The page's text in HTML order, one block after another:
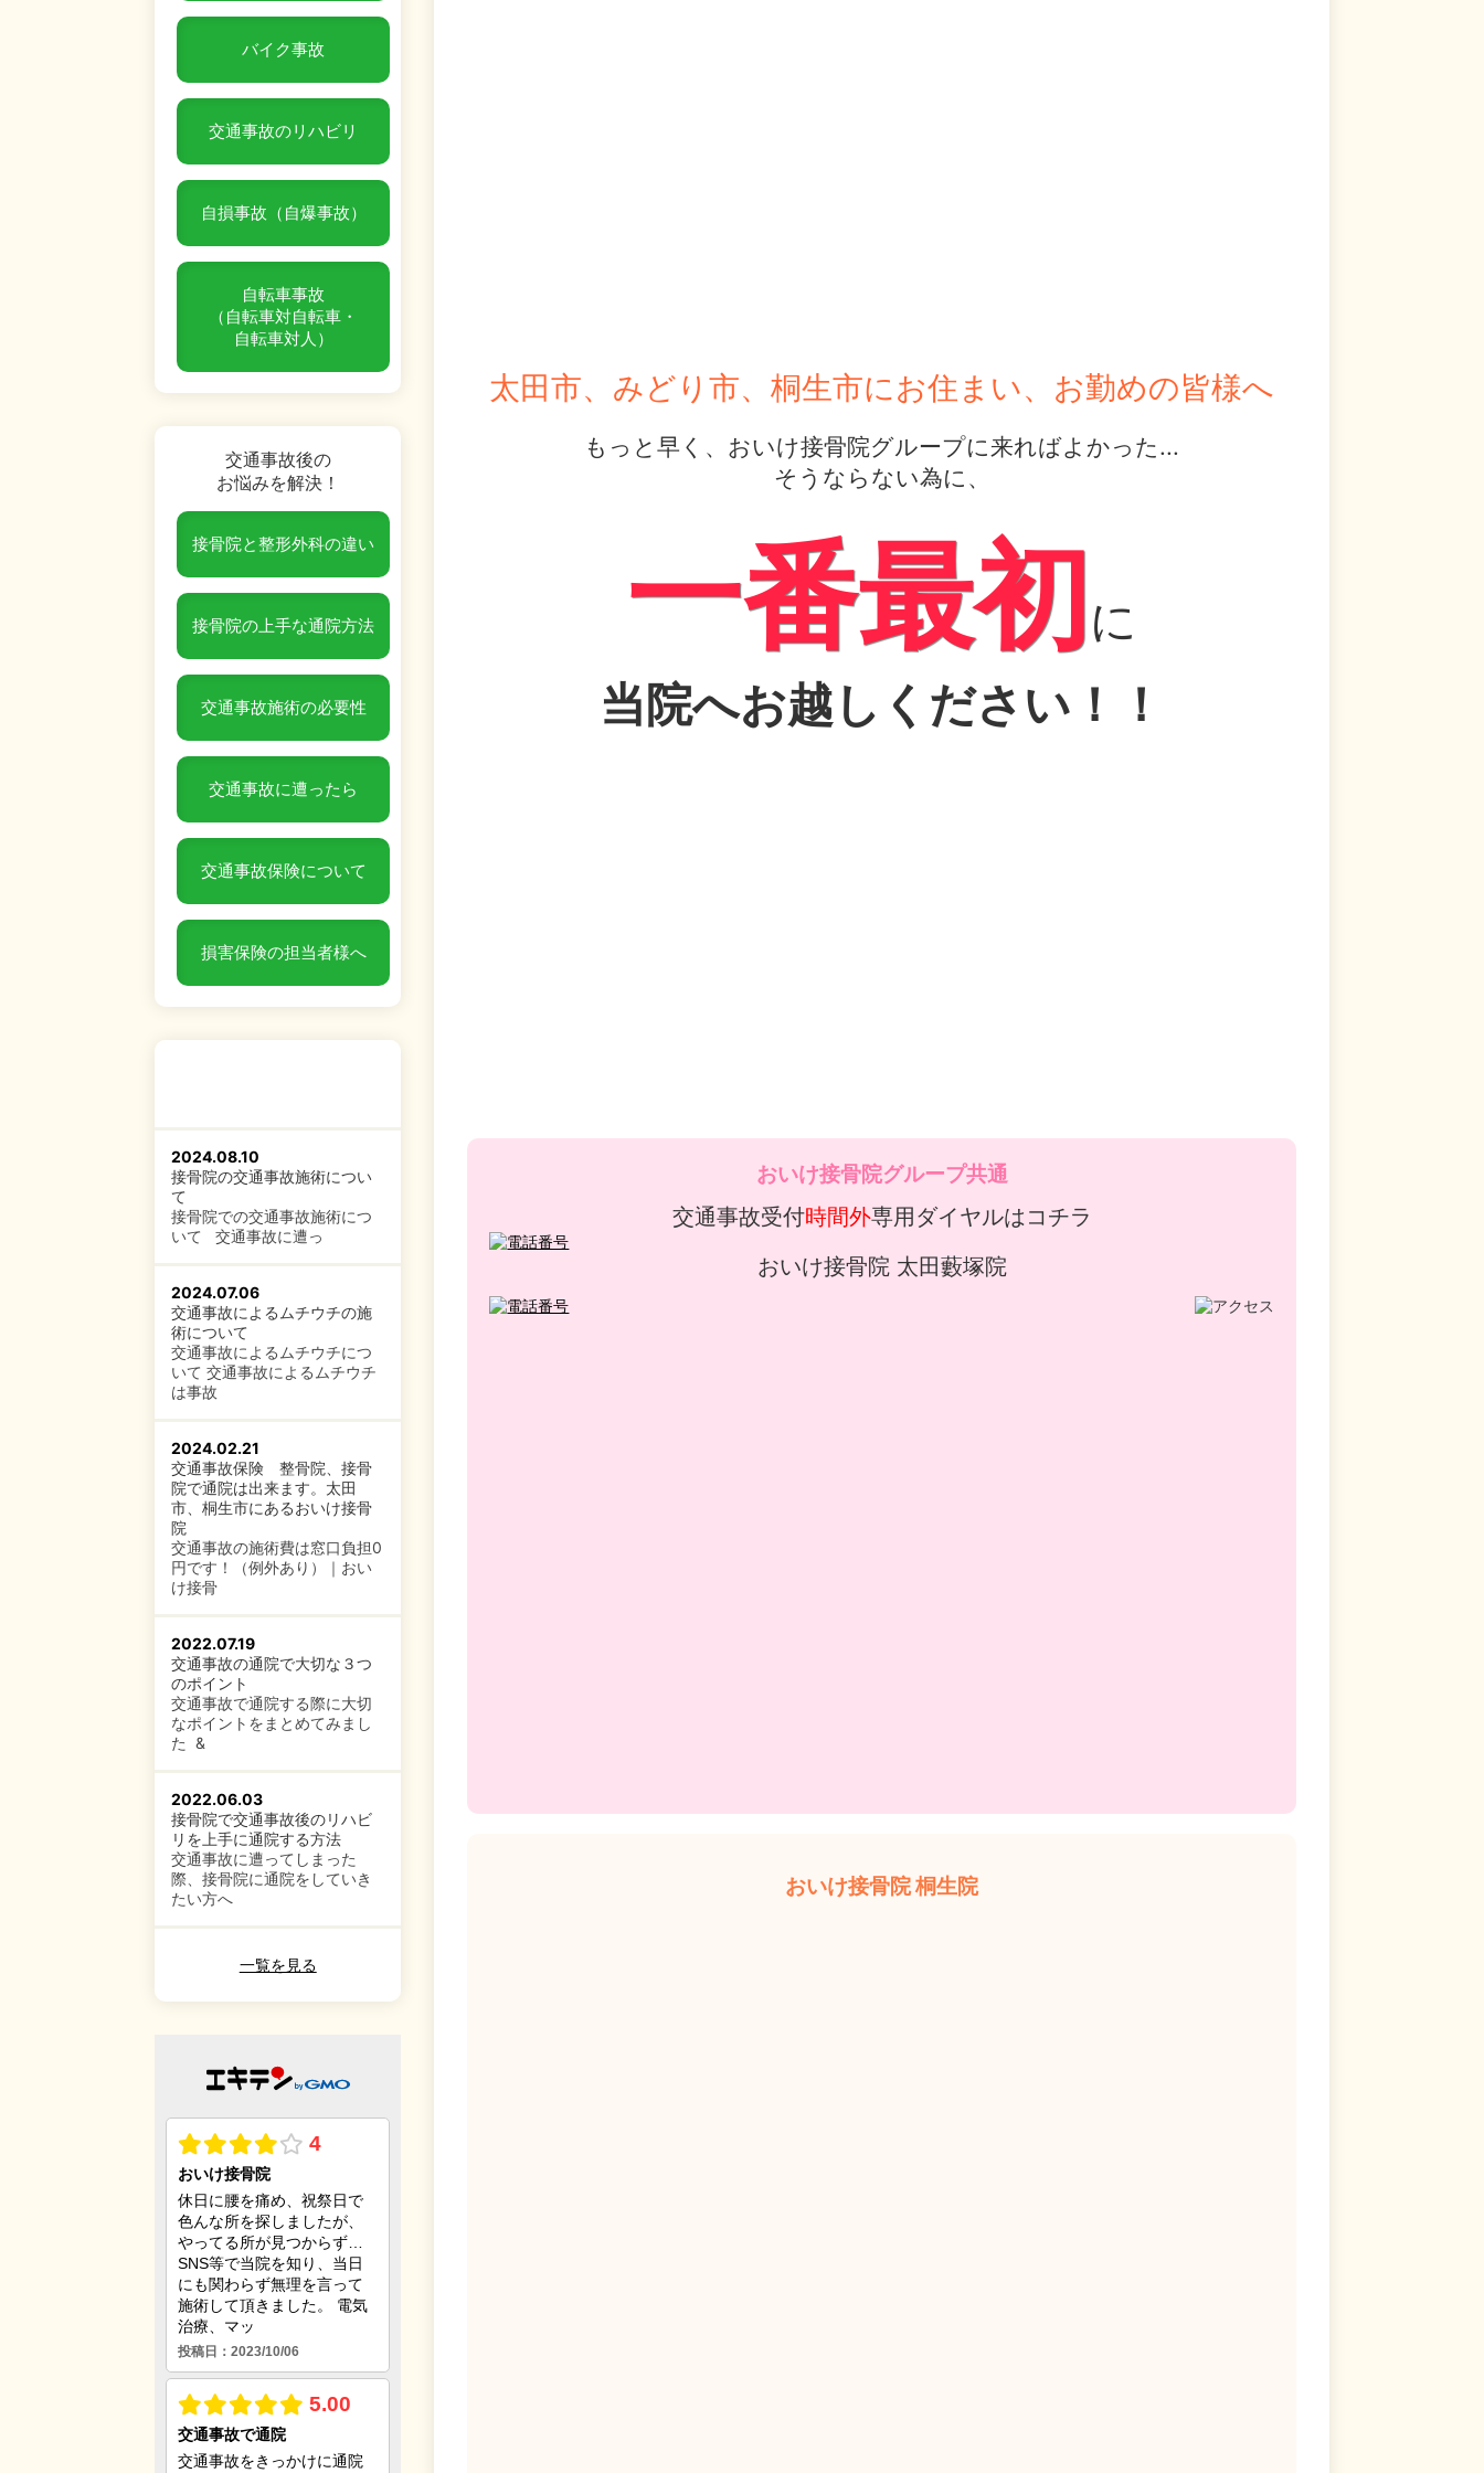
バイク事故
交通事故のリハビリ
自損事故（自爆事故）
自転車事故
（自転車対自転車・
自転車対人）
交通事故後の
お悩みを解決！
接骨院と整形外科の違い
接骨院の上手な通院方法
交通事故施術の必要性
交通事故に遭ったら
交通事故保険について
損害保険の担当者様へ
2024.08.10
接骨院の交通事故施術につい
て
接骨院での交通事故施術につ
いて 交通事故に遭っ
2024.07.06
交通事故によるムチウチの施
術について
交通事故によるムチウチにつ
いて 交通事故によるムチウチ
は事故
2024.02.21
交通事故保険 整骨院、接骨
院で通院は出来ます。太田
市、桐生市にあるおいけ接骨
院
交通事故の施術費は窓口負担0
円です！（例外あり）｜おい
け接骨
2022.07.19
交通事故の通院で大切な３つ
のポイント
交通事故で通院する際に大切
なポイントをまとめてみまし
た &
2022.06.03
接骨院で交通事故後のリハビ
リを上手に通院する方法
交通事故に遭ってしまった
際、接骨院に通院をしていき
たい方へ
一覧を見る
太田市、みどり市、桐生市にお住まい、お勤めの皆様へ
もっと早く、おいけ接骨院グループに来ればよかった...
そうならない為に、
一番最初に
当院へお越しください！！
おいけ接骨院グループ共通
交通事故受付時間外専用ダイヤルはコチラ
おいけ接骨院 太田藪塚院
おいけ接骨院 桐生院